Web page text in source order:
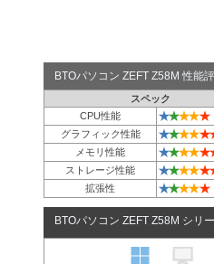
BTOパソコン ZEFT Z58M 性能
スペック
CPU性能
★★★★★
グラフィック性能 ★★★★★
メモリ性能 ★★★★★
ストレージ性能 ★★★★★
拡張性 ★★★★★
BTOパソコン ZEFT Z58M シリ